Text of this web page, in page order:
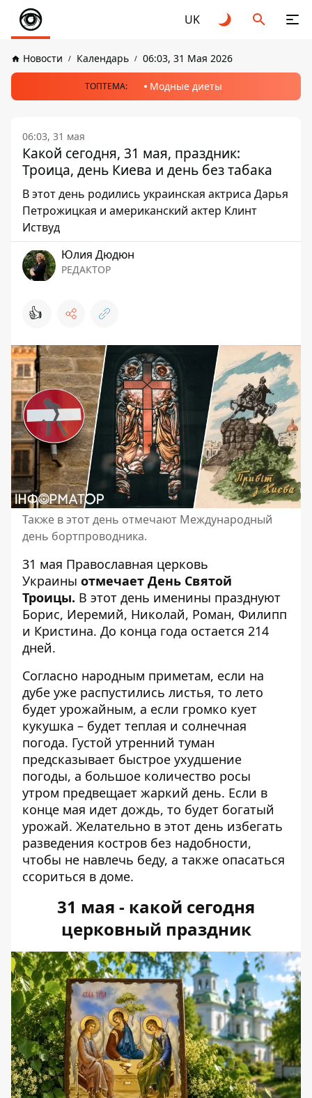
UK
Новости Календарь 06:03, 31 Мая 2026
ТОПТЕМА: Модные диеты
06:03, 31 мая
Какой сегодня, 31 мая, праздник:
Троица, день Киева и день без табака
В этот день родились украинская актриса Дарья
Петрожицкая и американский актер Клинт
Иствуд
Юлия Дюдюн
РЕДАКТОР
👍
Также в этот день отмечают Международный
день бортпроводника.
31 мая Православная церковь
Украины отмечает День Святой
Троицы. В этот день именины празднуют
Борис, Иеремий, Николай, Роман, Филипп
и Кристина. До конца года остается 214
дней.
Согласно народным приметам, если на
дубе уже распустились листья, то лето
будет урожайным, а если громко кует
кукушка – будет теплая и солнечная
погода. Густой утренний туман
предсказывает быстрое ухудшение
погоды, а большое количество росы
утром предвещает жаркий день. Если в
конце мая идет дождь, то будет богатый
урожай. Желательно в этот день избегать
разведения костров без надобности,
чтобы не навлечь беду, а также опасаться
ссориться в доме.
31 мая - какой сегодня
церковный праздник